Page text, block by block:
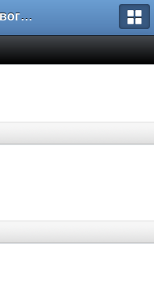
Форум игрового проекта Riverrise